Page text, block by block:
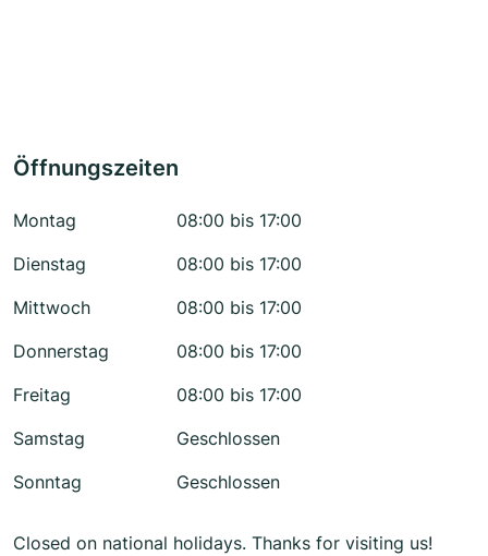
Öffnungszeiten
Montag
08:00 bis 17:00
Dienstag
08:00 bis 17:00
Mittwoch
08:00 bis 17:00
Donnerstag
08:00 bis 17:00
Freitag
08:00 bis 17:00
Samstag
Geschlossen
Sonntag
Geschlossen
Closed on national holidays. Thanks for visiting us!